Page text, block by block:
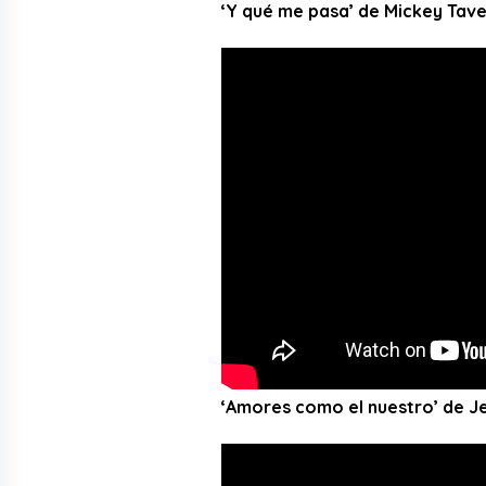
‘Y qué me pasa’ de Mickey
‘Amores como el nuestro’ de